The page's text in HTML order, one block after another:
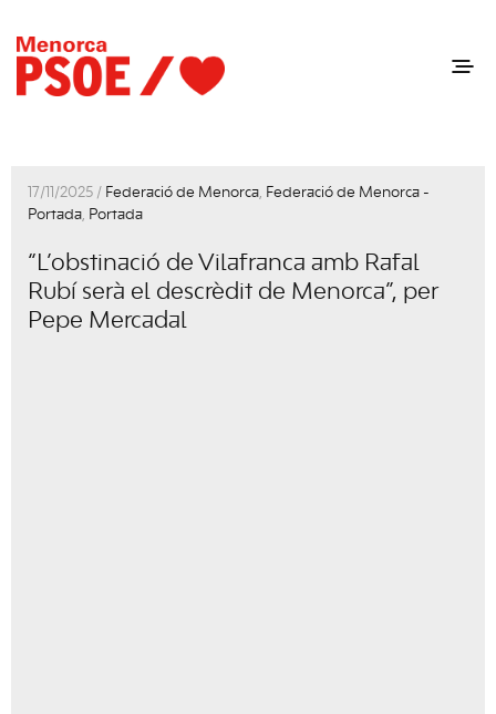
17/11/2025 / Federació de Menorca, Federació de Menorca -
Portada, Portada
“L’obstinació de Vilafranca amb Rafal
Rubí serà el descrèdit de Menorca”, per
Pepe Mercadal